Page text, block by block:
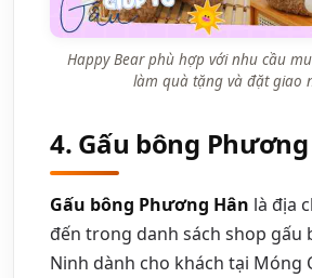
Happy Bear phù hợp với nhu cầu
làm quà tặng và đặt giao
4. Gấu bông
Gấu bông Phương Hân là địa
đến trong danh sách shop gấu
Ninh dành cho khách tại Móng